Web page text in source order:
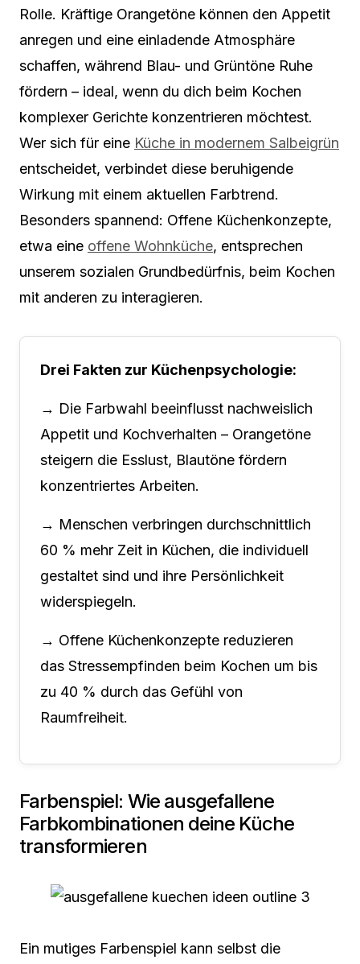
Rolle. Kräftige Orangetöne können den Appetit
anregen und eine einladende Atmosphäre
schaffen, während Blau- und Grüntöne Ruhe
fördern – ideal, wenn du dich beim Kochen
komplexer Gerichte konzentrieren möchtest.
Wer sich für eine Küche in modernem Salbeigrün
entscheidet, verbindet diese beruhigende
Wirkung mit einem aktuellen Farbtrend.
Besonders spannend: Offene Küchenkonzepte,
etwa eine offene Wohnküche, entsprechen
unserem sozialen Grundbedürfnis, beim Kochen
mit anderen zu interagieren.
Drei Fakten zur Küchenpsychologie:
→ Die Farbwahl beeinflusst nachweislich
Appetit und Kochverhalten – Orangetöne
steigern die Esslust, Blautöne fördern
konzentriertes Arbeiten.
→ Menschen verbringen durchschnittlich
60 % mehr Zeit in Küchen, die individuell
gestaltet sind und ihre Persönlichkeit
widerspiegeln.
→ Offene Küchenkonzepte reduzieren
das Stressempfinden beim Kochen um bis
zu 40 % durch das Gefühl von
Raumfreiheit.
Farbenspiel: Wie ausgefallene
Farbkombinationen deine Küche
transformieren
Ein mutiges Farbenspiel kann selbst die